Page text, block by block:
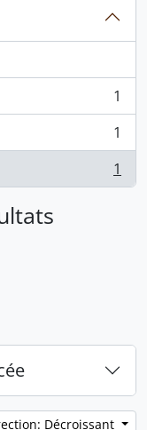
1
1
1
Décroissant